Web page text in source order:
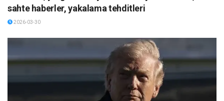
sahte haberler, yakalama tehditleri
2026-03-30